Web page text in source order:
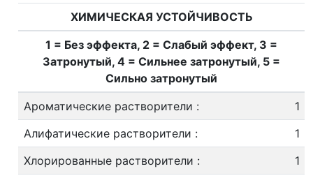
ХИМИЧЕСКАЯ УСТОЙЧИВОСТЬ
1 = Без эффекта, 2 = Слабый эффект, 3 =
Затронутый, 4 = Сильнее затронутый, 5 =
Сильно затронутый
Ароматические растворители :
1
Алифатические растворители :
1
Хлорированные растворители : 1